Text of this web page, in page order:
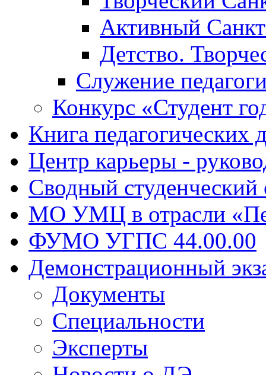
Активный
Детство.
Служение
Конкурс «Студент
Книга педагогических
Центр карьеры -
Сводный
МО УМЦ в отрасли
ФУМО УГПС 44.00.00
Демонстрационный
Документы
Специальности
Эксперты